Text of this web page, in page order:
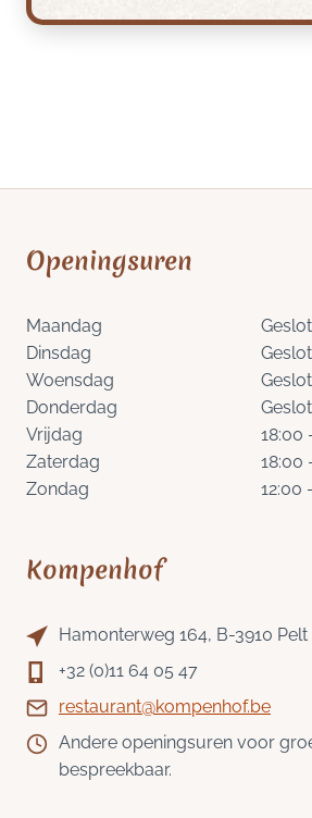
Openingsuren
Maandag
Dinsdag
Woensdag
Donderdag
Vrijdag
Zaterdag
Zondag
18:00
18:00
12:00
Kompenhof
Hamonterweg 164, B-3910 Pelt
+32 (0)11 64 05 47
restaurant@kompenhof.be
Andere openingsuren voor
bespreekbaar.